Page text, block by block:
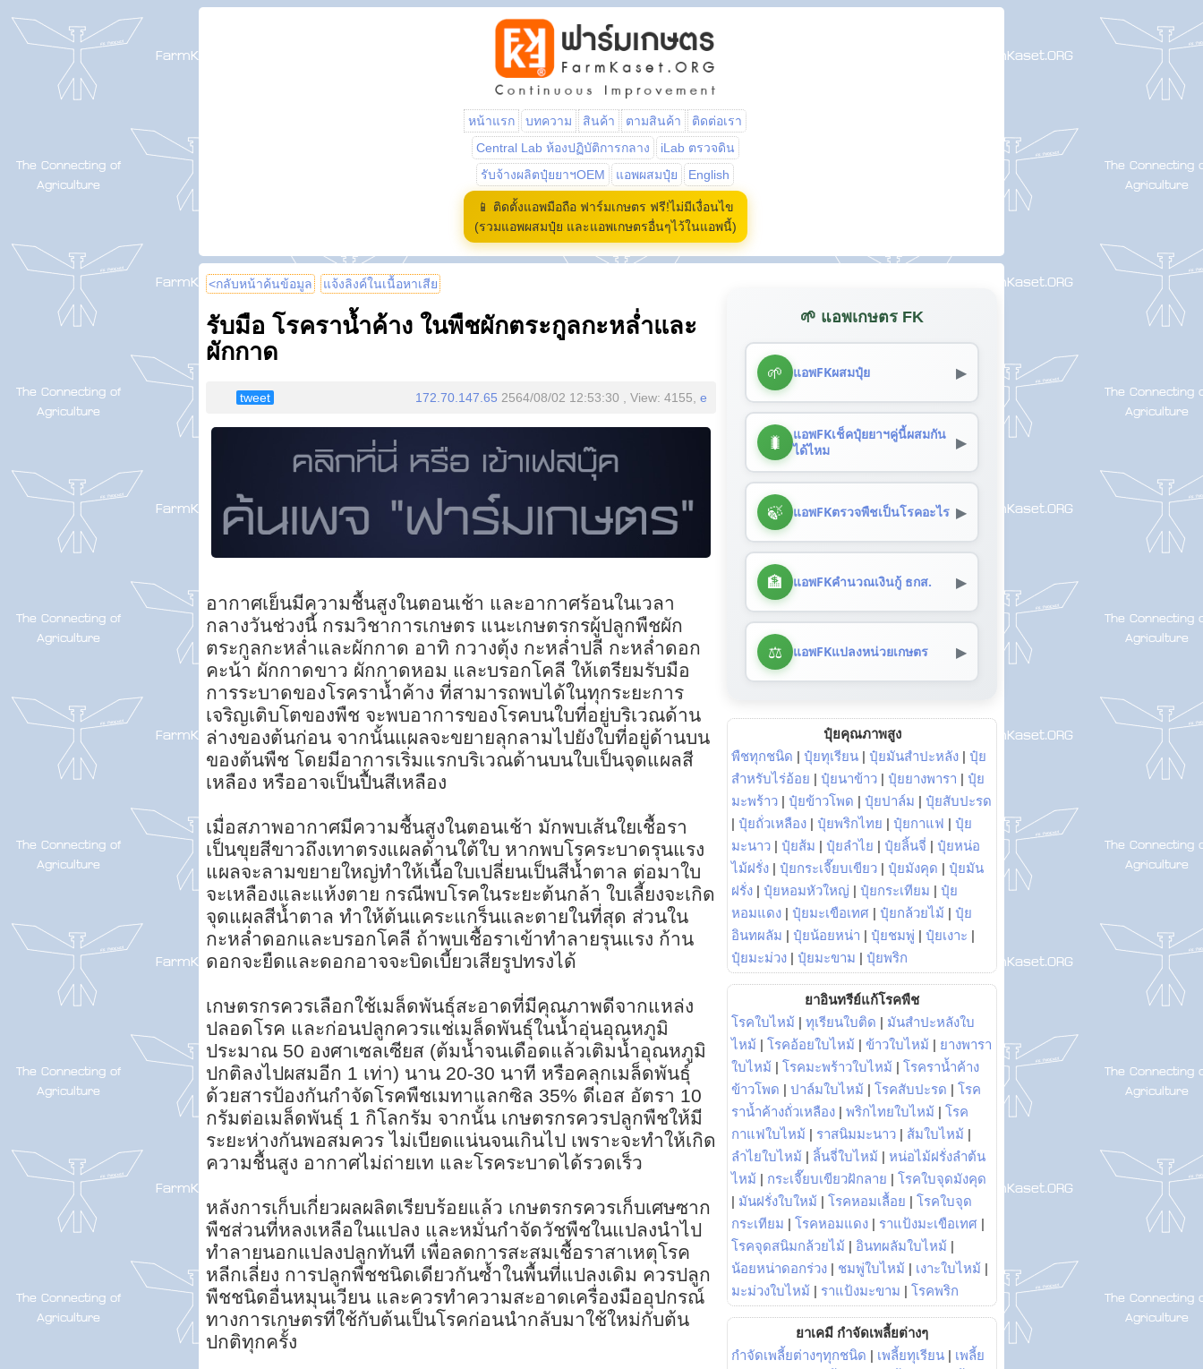
หน้าแรก บทความ สินค้า ตามสินค้า
ติดต่อเรา
Central Lab ห้องปฏิบัติการกลาง
iLab ตรวจดิน
รับจ้างผลิตปุ๋ยยาฯOEM
แอพผสมปุ๋ย English
📱 ติดตั้งแอพมือถือ ฟาร์มเกษตร ฟรี!ไม่มีเงื่อนไข
(รวมแอพผสมปุ๋ย และแอพเกษตรอื่นๆไว้ในแอพนี้)
<กลับหน้าค้นข้อมูล แจ้งลิงค์ในเนื้อหาเสีย
รับมือ โรคราน้ำค้าง ในพืชผักตระกูลกะหล่ำและ
ผักกาด
tweet 172.70.147.65 2564/08/02 12:53:30 , View: 4155, e
อากาศเย็นมีความชื้นสูงในตอนเช้า และอากาศร้อนในเวลา
กลางวันช่วงนี้ กรมวิชาการเกษตร แนะเกษตรกรผู้ปลูกพืชผัก
ตระกูลกะหล่ำและผักกาด อาทิ กวางตุ้ง กะหล่ำปลี กะหล่ำดอก
คะน้า ผักกาดขาว ผักกาดหอม และบรอกโคลี ให้เตรียมรับมือ
การระบาดของโรคราน้ำค้าง ที่สามารถพบได้ในทุกระยะการ
เจริญเติบโตของพืช จะพบอาการของโรคบนใบที่อยู่บริเวณด้าน
ล่างของต้นก่อน จากนั้นแผลจะขยายลุกลามไปยังใบที่อยู่ด้านบน
ของต้นพืช โดยมีอาการเริ่มแรกบริเวณด้านบนใบเป็นจุดแผลสี
เหลือง หรืออาจเป็นปื้นสีเหลือง
เมื่อสภาพอากาศมีความชื้นสูงในตอนเช้า มักพบเส้นใยเชื้อรา
เป็นขุยสีขาวถึงเทาตรงแผลด้านใต้ใบ หากพบโรคระบาดรุนแรง
แผลจะลามขยายใหญ่ทำให้เนื้อใบเปลี่ยนเป็นสีน้ำตาล ต่อมาใบ
จะเหลืองและแห้งตาย กรณีพบโรคในระยะต้นกล้า ใบเลี้ยงจะเกิด
จุดแผลสีน้ำตาล ทำให้ต้นแคระแกร็นและตายในที่สุด ส่วนใน
กะหล่ำดอกและบรอกโคลี ถ้าพบเชื้อราเข้าทำลายรุนแรง ก้าน
ดอกจะยืดและดอกอาจจะบิดเบี้ยวเสียรูปทรงได้
เกษตรกรควรเลือกใช้เมล็ดพันธุ์สะอาดที่มีคุณภาพดีจากแหล่ง
ปลอดโรค และก่อนปลูกควรแช่เมล็ดพันธุ์ในน้ำอุ่นอุณหภูมิ
ประมาณ 50 องศาเซลเซียส (ต้มน้ำจนเดือดแล้วเติมน้ำอุณหภูมิ
ปกติลงไปผสมอีก 1 เท่า) นาน 20-30 นาที หรือคลุกเมล็ดพันธุ์
ด้วยสารป้องกันกำจัดโรคพืชเมทาแลกซิล 35% ดีเอส อัตรา 10
กรัมต่อเมล็ดพันธุ์ 1 กิโลกรัม จากนั้น เกษตรกรควรปลูกพืชให้มี
ระยะห่างกันพอสมควร ไม่เบียดแน่นจนเกินไป เพราะจะทำให้เกิด
ความชื้นสูง อากาศไม่ถ่ายเท และโรคระบาดได้รวดเร็ว
หลังการเก็บเกี่ยวผลผลิตเรียบร้อยแล้ว เกษตรกรควรเก็บเศษซาก
พืชส่วนที่หลงเหลือในแปลง และหมั่นกำจัดวัชพืชในแปลงนำไป
ทำลายนอกแปลงปลูกทันที เพื่อลดการสะสมเชื้อราสาเหตุโรค
หลีกเลี่ยง การปลูกพืชชนิดเดียวกันซ้ำในพื้นที่แปลงเดิม ควรปลูก
พืชชนิดอื่นหมุนเวียน และควรทำความสะอาดเครื่องมืออุปกรณ์
ทางการเกษตรที่ใช้กับต้นเป็นโรคก่อนนำกลับมาใช้ใหม่กับต้น
ปกติทุกครั้ง
🌱 แอพเกษตร FK
🌱 แอพFKผสมปุ๋ย ▶
🐛
แอพFKเช็คปุ๋ยยาฯคู่นี้ผสมกัน
ได้ไหม
▶
🍃 แอพFKตรวจพืชเป็นโรคอะไร ▶
🏦 แอพFKคำนวณเงินกู้ ธกส. ▶
⚖️ แอพFKแปลงหน่วยเกษตร ▶
ปุ๋ยคุณภาพสูง
พืชทุกชนิด | ปุ๋ยทุเรียน | ปุ๋ยมันสำปะหลัง | ปุ๋ย
สำหรับไร่อ้อย | ปุ๋ยนาข้าว | ปุ๋ยยางพารา | ปุ๋ย
มะพร้าว | ปุ๋ยข้าวโพด | ปุ๋ยปาล์ม | ปุ๋ยสับปะรด
| ปุ๋ยถั่วเหลือง | ปุ๋ยพริกไทย | ปุ๋ยกาแฟ | ปุ๋ย
มะนาว | ปุ๋ยส้ม | ปุ๋ยลำไย | ปุ๋ยลิ้นจี่ | ปุ๋ยหน่อ
ไม้ฝรั่ง | ปุ๋ยกระเจี๊ยบเขียว | ปุ๋ยมังคุด | ปุ๋ยมัน
ฝรั่ง | ปุ๋ยหอมหัวใหญ่ | ปุ๋ยกระเทียม | ปุ๋ย
หอมแดง | ปุ๋ยมะเขือเทศ | ปุ๋ยกล้วยไม้ | ปุ๋ย
อินทผลัม | ปุ๋ยน้อยหน่า | ปุ๋ยชมพู่ | ปุ๋ยเงาะ |
ปุ๋ยมะม่วง | ปุ๋ยมะขาม | ปุ๋ยพริก
ยาอินทรีย์แก้โรคพืช
โรคใบไหม้ | ทุเรียนใบติด | มันสำปะหลังใบ
ไหม้ | โรคอ้อยใบไหม้ | ข้าวใบไหม้ | ยางพารา
ใบไหม้ | โรคมะพร้าวใบไหม้ | โรคราน้ำค้าง
ข้าวโพด | ปาล์มใบไหม้ | โรคสับปะรด | โรค
ราน้ำค้างถั่วเหลือง | พริกไทยใบไหม้ | โรค
กาแฟใบไหม้ | ราสนิมมะนาว | ส้มใบไหม้ |
ลำไยใบไหม้ | ลิ้นจี่ใบไหม้ | หน่อไม้ฝรั่งลำต้น
ไหม้ | กระเจี๊ยบเขียวฝักลาย | โรคใบจุดมังคุด
| มันฝรั่งใบใหม้ | โรคหอมเลื้อย | โรคใบจุด
กระเทียม | โรคหอมแดง | ราแป้งมะเขือเทศ |
โรคจุดสนิมกล้วยไม้ | อินทผลัมใบไหม้ |
น้อยหน่าดอกร่วง | ชมพู่ใบไหม้ | เงาะใบไหม้ |
มะม่วงใบไหม้ | ราแป้งมะขาม | โรคพริก
ยาเคมี กำจัดเพลี้ยต่างๆ
กำจัดเพลี้ยต่างๆทุกชนิด | เพลี้ยทุเรียน | เพลี้ย